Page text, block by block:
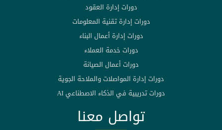
دورات إدارة العقود
دورات إدارة تقنية المعلومات
دورات إدارة أعمال البناء
دورات خدمة العملاء
دورات أعمال الصيانة
دورات إدارة المواصلات والملاحة الجوية
دورات تدريبية في الذكاء الاصطناعي AI
تواصل معنا